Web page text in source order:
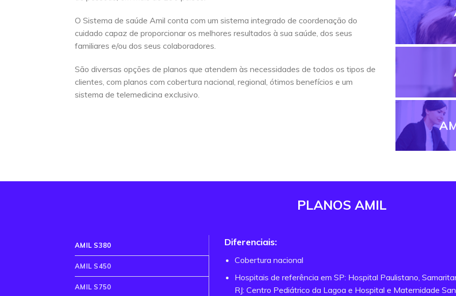
O Sistema de saúde Amil conta com um sistema integrado de coordenação do
cuidado capaz de proporcionar os melhores resultados à sua saúde, dos seus
familiares e/ou dos seus colaboradores.
São diversas opções de planos que atendem às necessidades de todos os tipos de
clientes, com planos com cobertura nacional, regional, ótimos benefícios e um
sistema de telemedicina exclusivo.
PLANOS AMIL
AMIL S380
AMIL S450
AMIL S750
Diferenciais:
Cobertura nacional
Hospitais de referência em SP: Hospital Paulistano,
RJ: Centro Pediátrico da Lagoa e Hospital e Maternidade